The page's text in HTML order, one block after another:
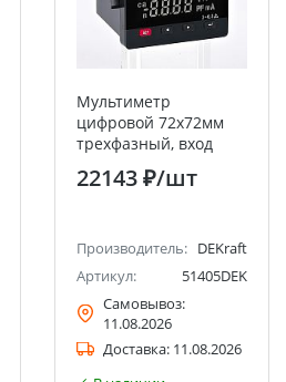
Мультиметр
цифровой 72х72мм
трехфазный, вход
600В 1А, RS485, LED-
дисплей МТ-72D
22143 ₽/шт
Производитель: DEKraft
Артикул:
51405DEK
Самовывоз:
11.08.2026
Доставка: 11.08.2026